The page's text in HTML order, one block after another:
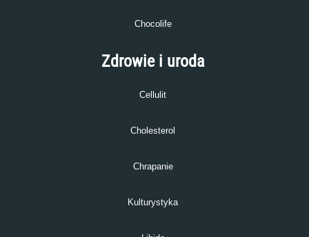
Chocolife
Zdrowie i uroda
Cellulit
Cholesterol
Chrapanie
Kulturystyka